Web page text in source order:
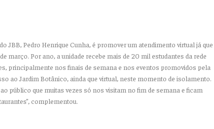
JBB, Pedro Henrique Cunha, é promover um atendimento virtual já que
março. Por ano, a unidade recebe mais de 20 mil estudantes da rede
principalmente nos finais de semana e nos eventos promovidos pela
ao Jardim Botânico, ainda que virtual, neste momento de isolamento.
público que muitas vezes só nos visitam no fim de semana e ficam
complementou.